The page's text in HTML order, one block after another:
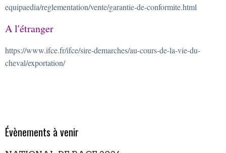
equipaedia/reglementation/vente/garantie-de-conformite.html
A l'étranger
https://www.ifce.fr/ifce/sire-demarches/au-cours-de-la-vie-du-
cheval/exportation/
Évènements à venir